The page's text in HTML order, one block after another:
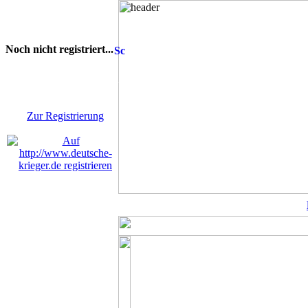
Noch nicht registriert...
Zur Registrierung